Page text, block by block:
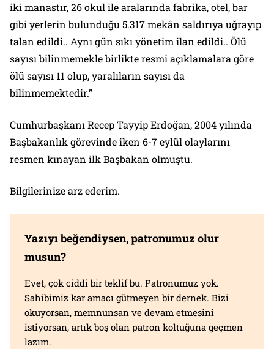
iki manastır, 26 okul ile aralarında fabrika, otel, bar
gibi yerlerin bulunduğu 5.317 mekân saldırıya uğrayıp
talan edildi.. Aynı gün sıkı yönetim ilan edildi.. Ölü
sayısı bilinmemekle birlikte resmi açıklamalara göre
ölü sayısı 11 olup, yaralıların sayısı da
bilinmemektedir.”
Cumhurbaşkanı Recep Tayyip Erdoğan, 2004 yılında
Başbakanlık görevinde iken 6-7 eylül olaylarını
resmen kınayan ilk Başbakan olmuştu.
Bilgilerinize arz ederim.
Yazıyı beğendiysen, patronumuz olur
musun?
Evet, çok ciddi bir teklif bu. Patronumuz yok.
Sahibimiz kar amacı gütmeyen bir dernek. Bizi
okuyorsan, memnunsan ve devam etmesini
istiyorsan, artık boş olan patron koltuğuna geçmen
lazım.